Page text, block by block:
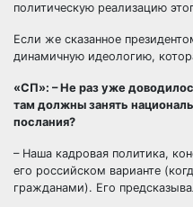
политическую реализацию
Если же сказанное
динамичную идеологию,
«СП»: – Не раз уже
там должны занять
послания?
– Наша кадровая политика,
его российском варианте
гражданами). Его